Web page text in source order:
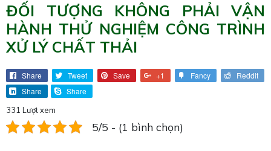
ĐỐI TƯỢNG KHÔNG PHẢI VẬN
HÀNH THỬ NGHIỆM CÔNG TRÌNH
XỬ LÝ CHẤT THẢI
Share Tweet Save +1 Fancy
Reddit
Share
Share
331 Lượt xem
5/5 - (1 bình chọn)